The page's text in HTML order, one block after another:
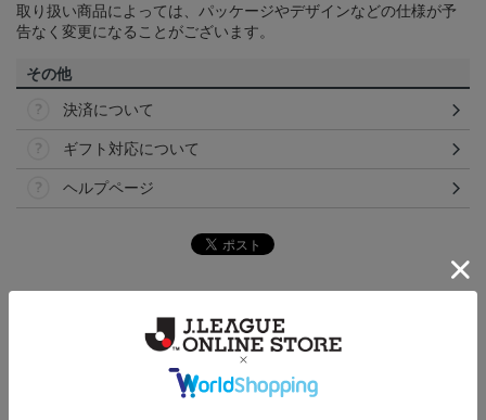
取り扱い商品によっては、パッケージやデザインなどの仕様が予
告なく変更になることがございます。
その他
決済について
ギフト対応について
ヘルプページ